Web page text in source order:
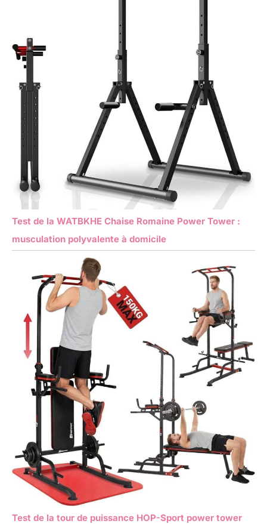
Test de la WATBKHE Chaise Romaine Power Tower :
musculation polyvalente à domicile
Test de la tour de puissance HOP-Sport power tower